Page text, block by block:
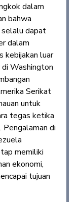
dalam
bahwa
selalu dapat
dalam
kebijakan luar
di Washington
Serikat
untuk
tegas ketika
di
memiliki
ekonomi,
tujuan